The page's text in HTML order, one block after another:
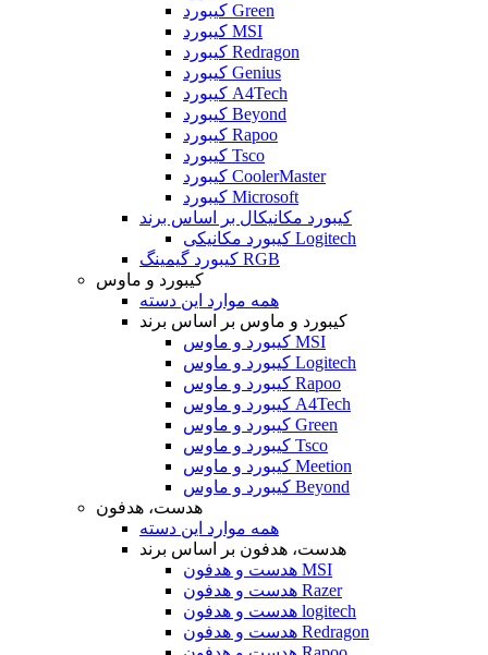
کیبورد Green
کیبورد MSI
کیبورد Redragon
کیبورد Genius
کیبورد A4Tech
کیبورد Beyond
کیبورد Rapoo
کیبورد Tsco
کیبورد CoolerMaster
کیبورد Microsoft
کیبورد مکانیکال بر اساس برند
کیبورد مکانیکی Logitech
کیبورد گیمینگ RGB
کیبورد و ماوس
همه موارد این دسته
کیبورد و ماوس بر اساس برند
کیبورد و ماوس MSI
کیبورد و ماوس Logitech
کیبورد و ماوس Rapoo
کیبورد و ماوس A4Tech
کیبورد و ماوس Green
کیبورد و ماوس Tsco
کیبورد و ماوس Meetion
کیبورد و ماوس Beyond
هدست، هدفون
همه موارد این دسته
هدست، هدفون بر اساس برند
هدست و هدفون MSI
هدست و هدفون Razer
هدست و هدفون logitech
هدست و هدفون Redragon